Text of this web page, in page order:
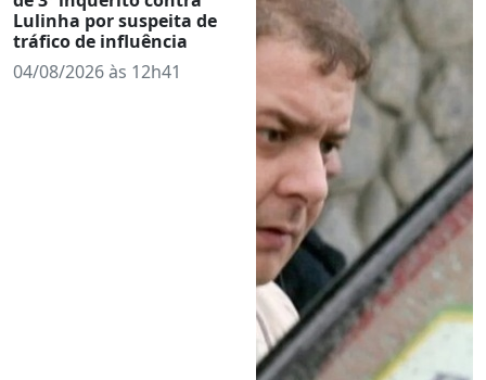
Lulinha por suspeita de
tráfico de influência
04/08/2026 às 12h41